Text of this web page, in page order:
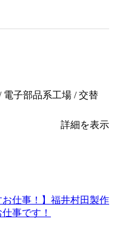
子部品系工場 / 交替
詳細を表示